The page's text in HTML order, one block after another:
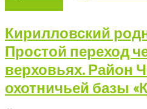
Кирилловский
Простой переход
верховьях. Район
охотничьей базы